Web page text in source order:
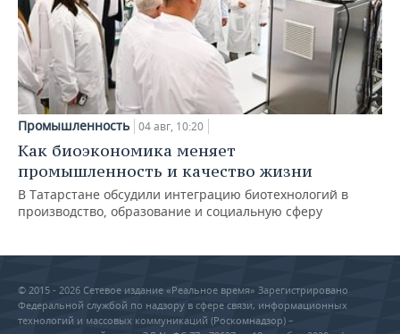
Промышленность 04 авг, 10:20
Как биоэкономика меняет
промышленность и качество жизни
В Татарстане обсудили интеграцию биотехнологий в
производство, образование и социальную сферу
© 2015 - 2026 Сетевое издание «Реальное время» Зарегистрировано
Федеральной службой по надзору в сфере связи, информационных
технологий и массовых коммуникаций (Роскомнадзор) –